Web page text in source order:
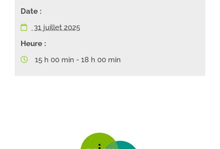
Date :
31 juillet 2025
Heure :
15 h 00 min - 18 h 00 min